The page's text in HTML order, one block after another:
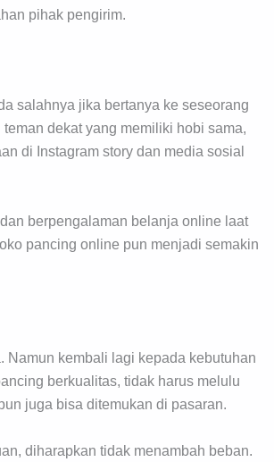
pihak pengirim.
salahnya jika bertanya ke seseorang
dekat yang memiliki hobi sama,
di Instagram story dan media sosial
berpengalaman belanja online laat
pancing online pun menjadi semakin
Namun kembali lagi kepada kebutuhan
berkualitas, tidak harus melulu
juga bisa ditemukan di pasaran.
diharapkan tidak menambah beban.